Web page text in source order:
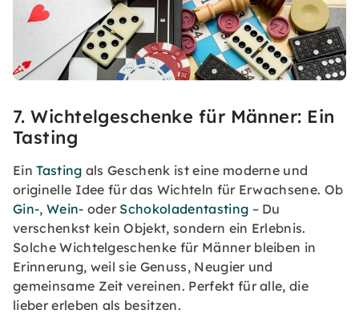
7. Wichtelgeschenke für Männer: Ein
Tasting
EinTasting als Geschenk ist eine moderne und
originelle Idee für das Wichteln für Erwachsene. Ob
Gin-, Wein- oder Schokoladentasting – Du
verschenkst kein Objekt, sondern ein Erlebnis.
Solche Wichtelgeschenke für Männer bleiben in
Erinnerung, weil sie Genuss, Neugier und
gemeinsame Zeit vereinen. Perfekt für alle, die
lieber erleben als besitzen.